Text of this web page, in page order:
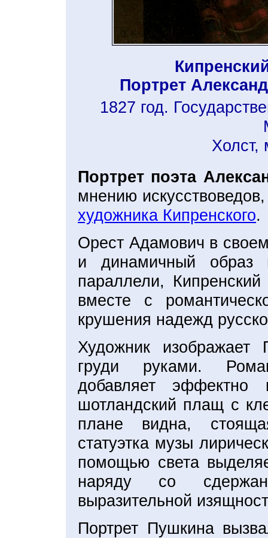
Портрет
1827 год.
Холст,
Портрет поэта
мнению
художника Кипренского.
Орест Адамович в
и динамичный образ
параллели,
вместе с
крушения надежд
Художник
груди руками.
добавляет эффектно
шотландский плащ с
плане видна,
статуэтка музы
помощью света
наряду со
выразительной
Портрет Пушкина